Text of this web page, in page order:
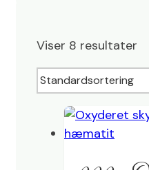
Viser 8 resultater